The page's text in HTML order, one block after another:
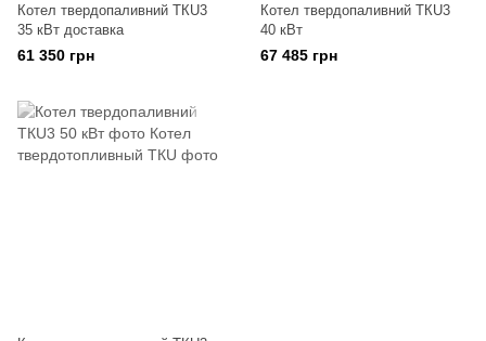
Котел твердопаливний ТКU3
35 кВт доставка
61 350 грн
Котел твердопаливний ТКU3
40 кВт
67 485 грн